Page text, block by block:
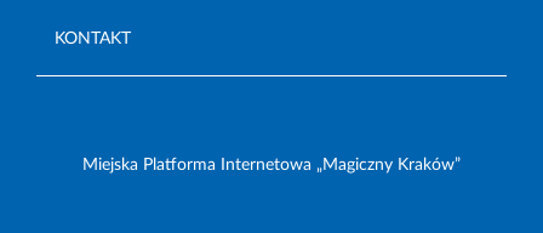
KONTAKT
Miejska Platforma Internetowa „Magiczny Kraków”